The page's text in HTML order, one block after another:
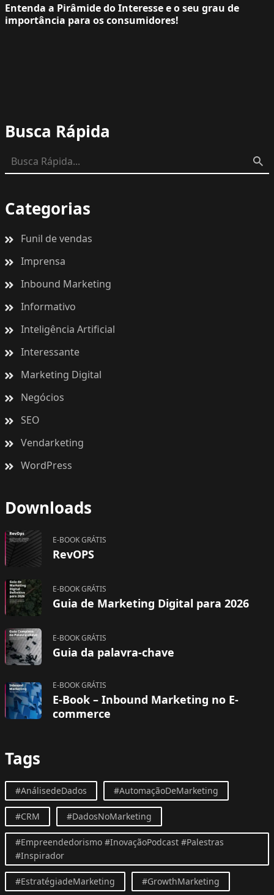
Entenda a Pirâmide do Interesse e o seu grau de
importância para os consumidores!
Busca Rápida
Categorias
Funil de vendas
Imprensa
Inbound Marketing
Informativo
Inteligência Artificial
Interessante
Marketing Digital
Negócios
SEO
Vendarketing
WordPress
Downloads
E-BOOK GRÁTIS
RevOPS
E-BOOK GRÁTIS
Guia de Marketing Digital para 2026
E-BOOK GRÁTIS
Guia da palavra-chave
E-BOOK GRÁTIS
E-Book – Inbound Marketing no E-
commerce
Tags
#AnálisedeDados #AutomaçãoDeMarketing
#CRM #DadosNoMarketing
#Empreendedorismo #InovaçãoPodcast #Palestras
#Inspirador
#EstratégiadeMarketing #GrowthMarketing